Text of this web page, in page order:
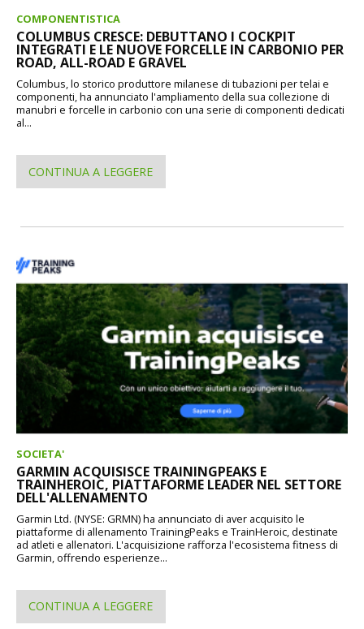
COMPONENTISTICA
COLUMBUS CRESCE: DEBUTTANO I COCKPIT
INTEGRATI E LE NUOVE FORCELLE IN CARBONIO PER
ROAD, ALL-ROAD E GRAVEL
Columbus, lo storico produttore milanese di tubazioni per telai e
componenti, ha annunciato l'ampliamento della sua collezione di
manubri e forcelle in carbonio con una serie di componenti dedicati
al...
CONTINUA A LEGGERE
SOCIETA'
GARMIN ACQUISISCE TRAININGPEAKS E
TRAINHEROIC, PIATTAFORME LEADER NEL SETTORE
DELL'ALLENAMENTO
Garmin Ltd. (NYSE: GRMN) ha annunciato di aver acquisito le
piattaforme di allenamento TrainingPeaks e TrainHeroic, destinate
ad atleti e allenatori. L'acquisizione rafforza l'ecosistema fitness di
Garmin, offrendo esperienze...
CONTINUA A LEGGERE